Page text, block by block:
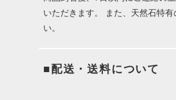
いただきます。 また、天然石特
い。
■配送・送料について